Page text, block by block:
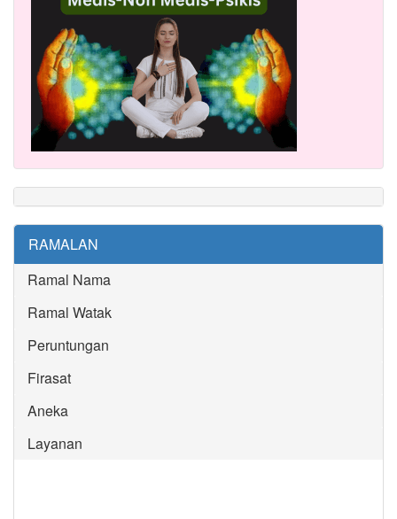
RAMALAN
Ramal Nama
Ramal Watak
Peruntungan
Firasat
Aneka
Layanan